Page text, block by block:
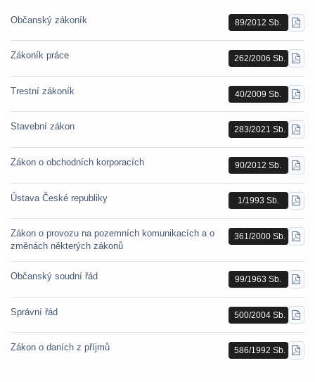
Občanský zákoník 89/2012 Sb.
PDF
Zákoník práce 262/2006 Sb.
PDF
Trestní zákoník 40/2009 Sb.
PDF
Stavební zákon 283/2021 Sb.
PDF
Zákon o obchodních korporacích 90/2012 Sb.
PDF
Ústava České republiky 1/1993 Sb.
PDF
Zákon o provozu na pozemních komunikacích a o
změnách některých zákonů
361/2000 Sb.
PDF
Občanský soudní řád 99/1963 Sb.
PDF
Správní řád 500/2004 Sb.
PDF
Zákon o daních z příjmů 586/1992 Sb.
PDF